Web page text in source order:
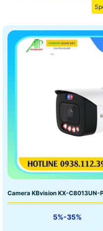
Camera KBvision KX-C8013UN-
5%-35%